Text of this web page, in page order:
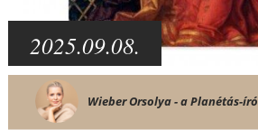
2025.09.08.
Wieber Orsolya - a Planétás-író